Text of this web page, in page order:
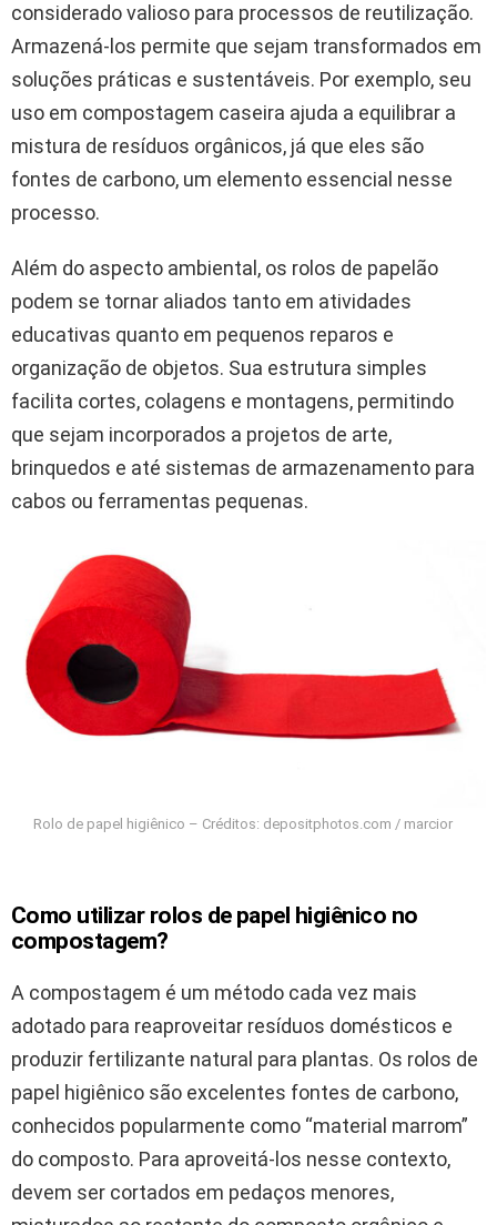
considerado valioso para processos de reutilização.
Armazená-los permite que sejam transformados em
soluções práticas e sustentáveis. Por exemplo, seu
uso em compostagem caseira ajuda a equilibrar a
mistura de resíduos orgânicos, já que eles são
fontes de carbono, um elemento essencial nesse
processo.
Além do aspecto ambiental, os rolos de papelão
podem se tornar aliados tanto em atividades
educativas quanto em pequenos reparos e
organização de objetos. Sua estrutura simples
facilita cortes, colagens e montagens, permitindo
que sejam incorporados a projetos de arte,
brinquedos e até sistemas de armazenamento para
cabos ou ferramentas pequenas.
Rolo de papel higiênico – Créditos: depositphotos.com / marcior
Como utilizar rolos de papel higiênico no
compostagem?
A compostagem é um método cada vez mais
adotado para reaproveitar resíduos domésticos e
produzir fertilizante natural para plantas. Os rolos de
papel higiênico são excelentes fontes de carbono,
conhecidos popularmente como “material marrom”
do composto. Para aproveitá-los nesse contexto,
devem ser cortados em pedaços menores,